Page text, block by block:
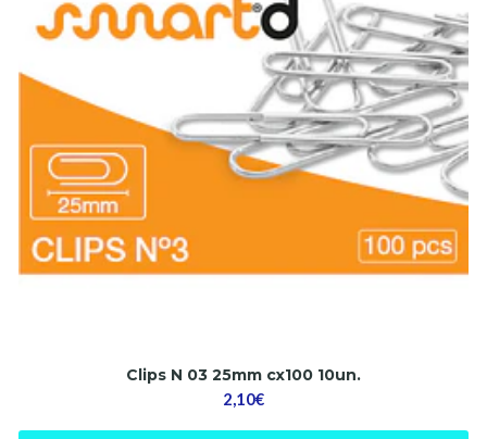
Clips N 03 25mm cx100 10un.
2,10€